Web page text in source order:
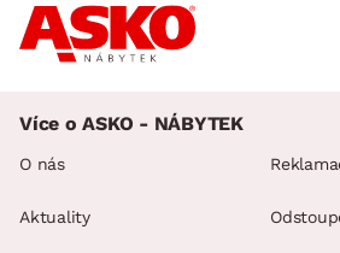
Více o ASKO - NÁBYTEK
O nás
Aktuality